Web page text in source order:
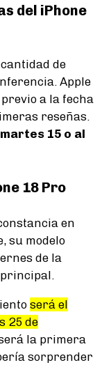
del iPhone
de
Apple
a la fecha
reseñas.
martes 15 o al
18 Pro
en
su modelo
de la
será el
25 de
la primera
sorprender